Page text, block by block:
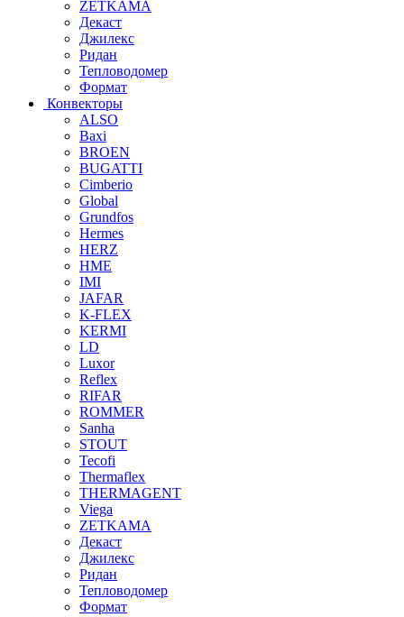
ZETKAMA
Декаст
Джилекс
Ридан
Тепловодомер
Формат
Конвекторы
ALSO
Baxi
BROEN
BUGATTI
Cimberio
Global
Grundfos
Hermes
HERZ
HME
IMI
JAFAR
K-FLEX
KERMI
LD
Luxor
Reflex
RIFAR
ROMMER
Sanha
STOUT
Tecofi
Thermaflex
THERMAGENT
Viega
ZETKAMA
Декаст
Джилекс
Ридан
Тепловодомер
Формат